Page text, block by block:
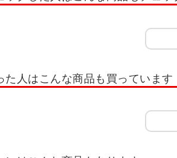
た人はこんな商品も買っています